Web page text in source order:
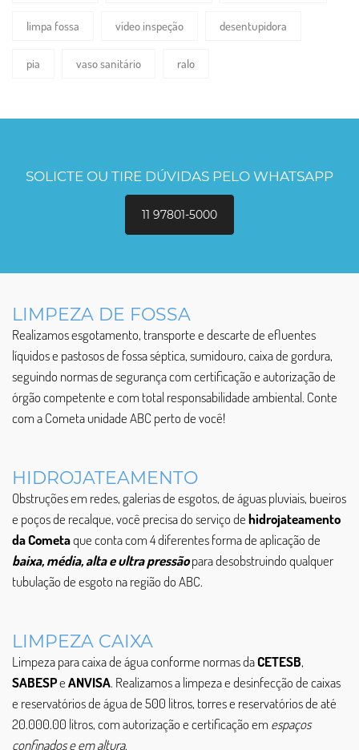
limpa fossa vídeo inspeção desentupidora
pia vaso sanitário ralo
SOLICTE OU TIRE DÚVIDAS PELO WHATSAPP
11 97801-5000
LIMPEZA DE FOSSA
Realizamos esgotamento, transporte e descarte de efluentes
líquidos e pastosos de fossa séptica, sumidouro, caixa de gordura,
seguindo normas de segurança com certificação e autorização de
órgão competente e com total responsabilidade ambiental. Conte
com a Cometa unidade ABC perto de você!
HIDROJATEAMENTO
Obstruções em redes, galerias de esgotos, de águas pluviais, bueiros
e poços de recalque, você precisa do serviço dehidrojateamento
da Cometaque conta com 4 diferentes forma de aplicação de
baixa, média, alta e ultra pressãopara desobstruindo qualquer
tubulação de esgoto na região do ABC.
LIMPEZA CAIXA
Limpeza para caixa de água conforme normas daCETESB,
SABESPeANVISA. Realizamos a limpeza e desinfecção de caixas
e reservatórios de água de 500 litros, torres e reservatórios de até
20.000.00 litros, com autorização e certificação emespaços
confinados e em altura.